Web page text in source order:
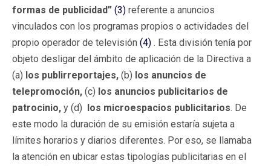
formas de publicidad” (3) referente a anuncios
vinculados con los programas propios o actividades del
propio operador de televisión (4) . Esta división tenía por
objeto desligar del ámbito de aplicación de la Directiva a
(a) los publirreportajes, (b) los anuncios de
telepromoción, (c) los anuncios publicitarios de
patrocinio, y (d) los microespacios publicitarios. De
este modo la duración de su emisión estaría sujeta a
límites horarios y diarios diferentes. Por eso, se llamaba
la atención en ubicar estas tipologías publicitarias en el